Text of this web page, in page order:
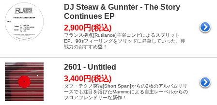
DJ Steaw & Gunnter - The Story
Continues EP
2,900円(税込)
フランス拠点[Rutilance]主宰コンビによるスプリット
EP。90sフィーリングをソリッドに昇華していった、即
戦力のおすすめ盤！
2601 - Untitled
3,400円(税込)
ダブ・テクノ突端[Short Span]からの2枚のアルバムリリ
ースでも注目を浴びたMammoによる自主レーベルからの
フロアフレンドリーな新作！